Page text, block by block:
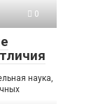
0
наука,